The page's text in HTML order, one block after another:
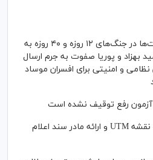
۲ عامل مهم صهیونیست‌ها در جنگ‌های ۱۲ روزه و ۴۰ روزه به
بهزاد و پوریا صفوت به جرم ارسال
و امنیتی برای افسران موساد
آزمون رفع توقیف نشده است
جزئیات ثبت ادعا، تهیه نقشه UTM و ارائه مادر سند اعلام